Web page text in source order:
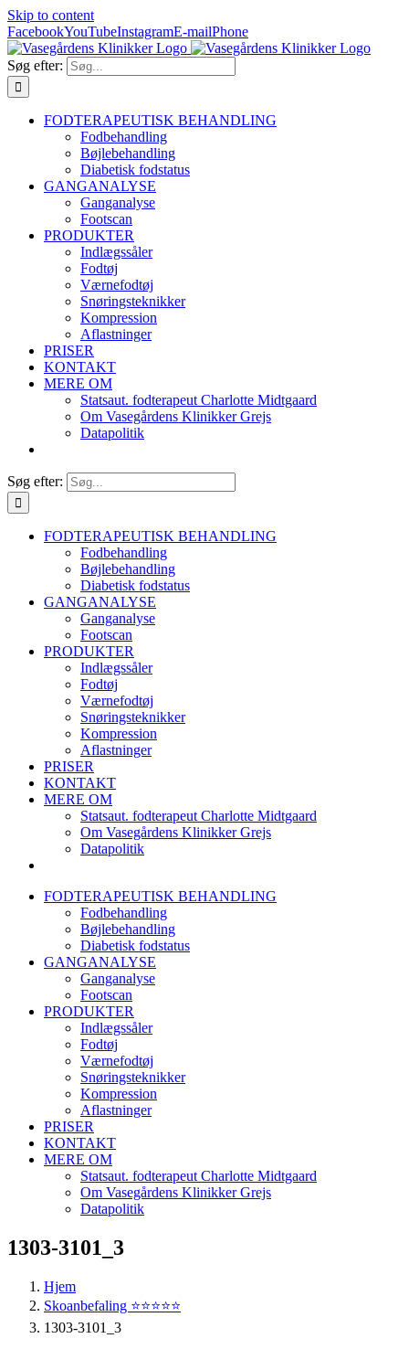
Skip to content
FacebookYouTubeInstagramE-mailPhone
Søg efter:
FODTERAPEUTISK BEHANDLING
Fodbehandling
Bøjlebehandling
Diabetisk fodstatus
GANGANALYSE
Ganganalyse
Footscan
PRODUKTER
Indlægssåler
Fodtøj
Værnefodtøj
Snøringsteknikker
Kompression
Aflastninger
PRISER
KONTAKT
MERE OM
Statsaut. fodterapeut Charlotte Midtgaard
Om Vasegårdens Klinikker Grejs
Datapolitik
Søg efter:
FODTERAPEUTISK BEHANDLING
Fodbehandling
Bøjlebehandling
Diabetisk fodstatus
GANGANALYSE
Ganganalyse
Footscan
PRODUKTER
Indlægssåler
Fodtøj
Værnefodtøj
Snøringsteknikker
Kompression
Aflastninger
PRISER
KONTAKT
MERE OM
Statsaut. fodterapeut Charlotte Midtgaard
Om Vasegårdens Klinikker Grejs
Datapolitik
FODTERAPEUTISK BEHANDLING
Fodbehandling
Bøjlebehandling
Diabetisk fodstatus
GANGANALYSE
Ganganalyse
Footscan
PRODUKTER
Indlægssåler
Fodtøj
Værnefodtøj
Snøringsteknikker
Kompression
Aflastninger
PRISER
KONTAKT
MERE OM
Statsaut. fodterapeut Charlotte Midtgaard
Om Vasegårdens Klinikker Grejs
Datapolitik
1303-3101_3
Hjem
Skoanbefaling ⭐️⭐️⭐️⭐️⭐️
1303-3101_3